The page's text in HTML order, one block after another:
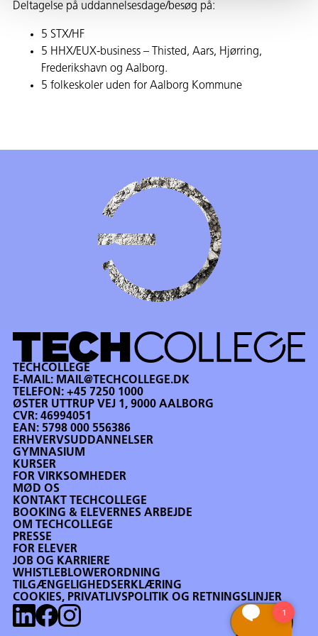
Deltagelse på uddannelsesdage/besøg på:
5 STX/HF
5 HHX/EUX-business – Thisted, Aars, Hjørring,
Frederikshavn og Aalborg.
5 folkeskoler uden for Aalborg Kommune
TECHCOLLEGE
E-MAIL: MAIL@TECHCOLLEGE.DK
TELEFON:+45 7250 1000
ØSTER UTTRUP VEJ 1, 9000 AALBORG
CVR: 46994051
EAN: 5798 000 556386
ERHVERVSUDDANNELSER
GYMNASIUM
KURSER
FOR VIRKSOMHEDER
MØD OS
KONTAKT TECHCOLLEGE
BOOKING & ELEVERNES ARBEJDE
OM TECHCOLLEGE
PRESSE
FOR ELEVER
JOB OG KARRIERE
WHISTLEBLOWERORDNING
TILGÆNGELIGHEDSERKLÆRING
COOKIES, PRIVATLIVSPOLITIK OG RETNINGSLINJER